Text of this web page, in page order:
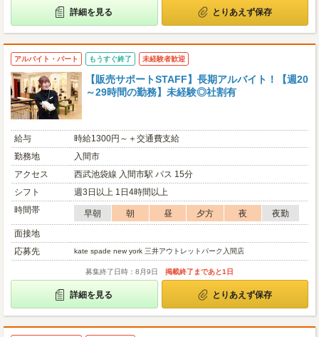
詳細を見る とりあえず保存
アルバイト・パート もうすぐ終了 未経験者歓迎
【販売サポートSTAFF】長期アルバイト！【週20
～29時間の勤務】未経験◎社割有
給与
時給1300円～＋交通費支給
勤務地
入間市
アクセス
西武池袋線 入間市駅 バス 15分
シフト
週3日以上 1日4時間以上
時間帯
早朝 朝 昼 夕方 夜
夜勤
面接地
応募先
kate spade new york 三井アウトレットパーク入間店
募集終了日時：8月9日 掲載終了まであと1日
詳細を見る とりあえず保存